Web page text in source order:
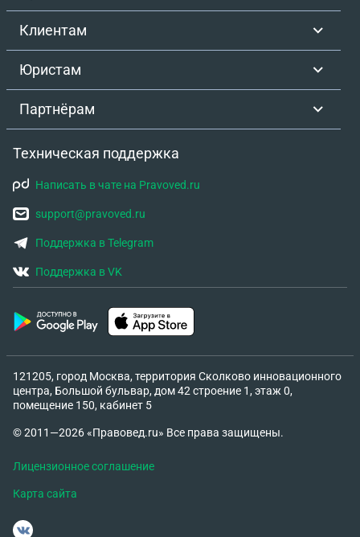
Клиентам
Юристам
Партнёрам
Техническая поддержка
Написать в чате на Pravoved.ru
support@pravoved.ru
Поддержка в Telegram
Поддержка в VK
121205, город Москва, территория Сколково инновационного
центра, Большой бульвар, дом 42 строение 1, этаж 0,
помещение 150, кабинет 5
© 2011—2026 «Правовед.ru» Все права защищены.
Лицензионное соглашение
Карта сайта